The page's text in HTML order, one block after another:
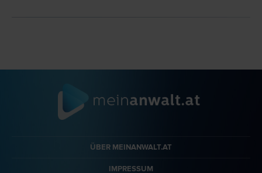
ÜBER MEINANWALT.AT
IMPRESSUM